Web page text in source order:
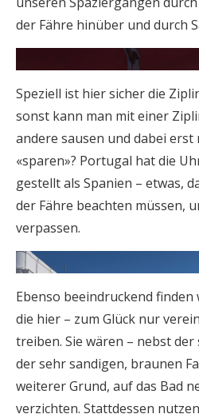
der Fähre hinüber und durch
Speziell ist hier sicher die
sonst kann man mit einer
andere sausen und dabei erst
«sparen»? Portugal hat die
gestellt als Spanien – etwas,
der Fähre beachten müssen,
verpassen.
Ebenso beeindruckend
die hier – zum Glück nur
treiben. Sie wären – nebst
der sehr sandigen, braunen
weiterer Grund, auf das Bad
verzichten. Stattdessen